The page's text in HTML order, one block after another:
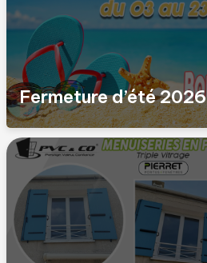
Fermeture d’été 2026